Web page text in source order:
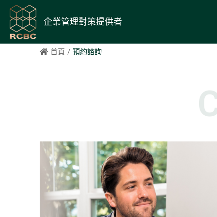
企業管理對策提供者
首頁 預約諮詢